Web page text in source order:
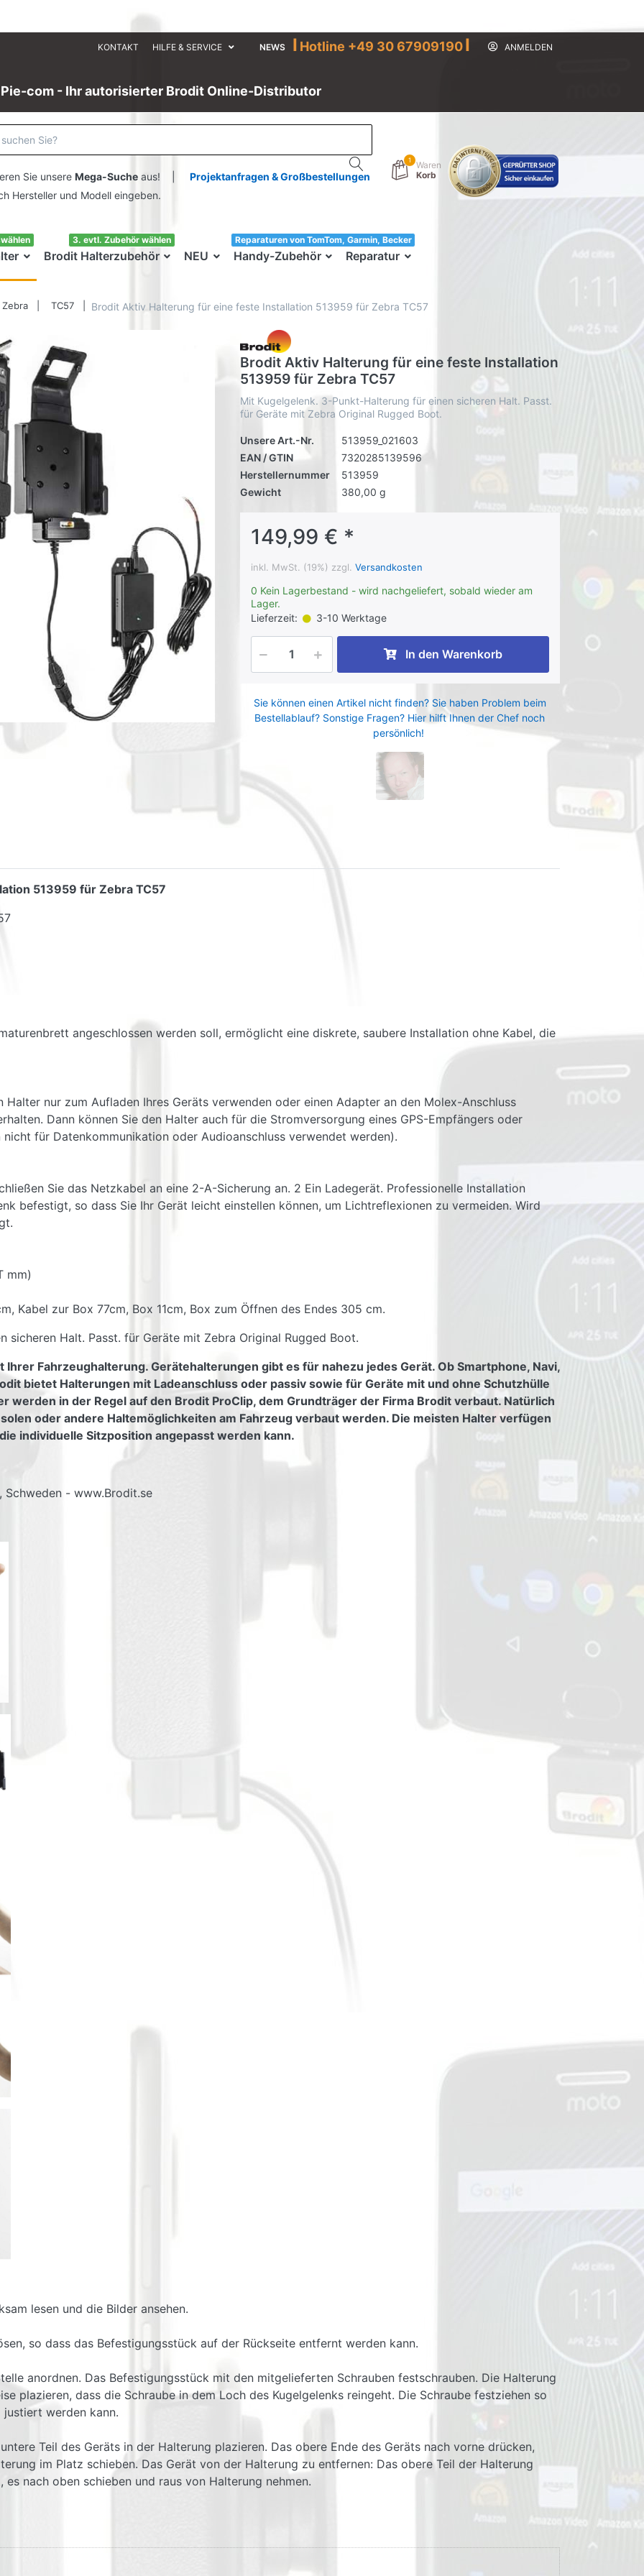
KONTAKT HILFE & SERVICE NEWS I Hotline +49 30 67909190I ANMELDEN
Pie-com - Ihr autorisierter Brodit Online-Distributor
Sie unsere Mega-Sucheaus! | Projektanfragen & Großbestellungen
und Modell eingeben.
1
Waren
Korb
Brodit Halterzubehör
3. evtl. Zubehör wählen
NEU Handy-Zubehör
33!
Reparatur
Reparaturen von TomTom, Garmin, Becker
Zebra TC57 Brodit Aktiv Halterung für eine feste Installation 513959 für Zebra TC57
Brodit Aktiv Halterung für eine feste Installation
513959 für Zebra TC57
Mit Kugelgelenk. 3-Punkt-Halterung für einen sicheren Halt. Passt.
für Geräte mit Zebra Original Rugged Boot.
Unsere Art.-Nr.
513959_021603
EAN / GTIN
7320285139596
Herstellernummer
513959
Gewicht
380,00 g
149,99 € *
inkl. MwSt. (19%) zzgl. Versandkosten
0 Kein Lagerbestand - wird nachgeliefert, sobald wieder am
Lager.
Lieferzeit:
3-10 Werktage
In den Warenkorb
Sie können einen Artikel nicht finden? Sie haben Problem beim
Bestellablauf? Sonstige Fragen? Hier hilft Ihnen der Chef noch
persönlich!
513959 für Zebra TC57
angeschlossen werden soll, ermöglicht eine diskrete, saubere Installation ohne Kabel, die
nur zum Aufladen Ihres Geräts verwenden oder einen Adapter an den Molex-Anschluss
Dann können Sie den Halter auch für die Stromversorgung eines GPS-Empfängers oder
für Datenkommunikation oder Audioanschluss verwendet werden).
Sie das Netzkabel an eine 2-A-Sicherung an. 2 Ein Ladegerät. Professionelle Installation
befestigt, so dass Sie Ihr Gerät leicht einstellen können, um Lichtreflexionen zu vermeiden. Wird
mm)
Kabel zur Box 77cm, Box 11cm, Box zum Öffnen des Endes 305 cm.
sicheren Halt. Passt. für Geräte mit Zebra Original Rugged Boot.
Fahrzeughalterung. Gerätehalterungen gibt es für nahezu jedes Gerät. Ob Smartphone, Navi,
bietet Halterungen mit Ladeanschluss oder passiv sowie für Geräte mit und ohne Schutzhülle
werden in der Regel auf den Brodit ProClip, dem Grundträger der Firma Brodit verbaut. Natürlich
oder andere Haltemöglichkeiten am Fahrzeug verbaut werden. Die meisten Halter verfügen
individuelle Sitzposition angepasst werden kann.
Schweden - www.Brodit.se
lesen und die Bilder ansehen.
so dass das Befestigungsstück auf der Rückseite entfernt werden kann.
anordnen. Das Befestigungsstück mit den mitgelieferten Schrauben festschrauben. Die Halterung
plazieren, dass die Schraube in dem Loch des Kugelgelenks reingeht. Die Schraube festziehen so
werden kann.
Teil des Geräts in der Halterung plazieren. Das obere Ende des Geräts nach vorne drücken,
im Platz schieben. Das Gerät von der Halterung zu entfernen: Das obere Teil der Halterung
nach oben schieben und raus von Halterung nehmen.